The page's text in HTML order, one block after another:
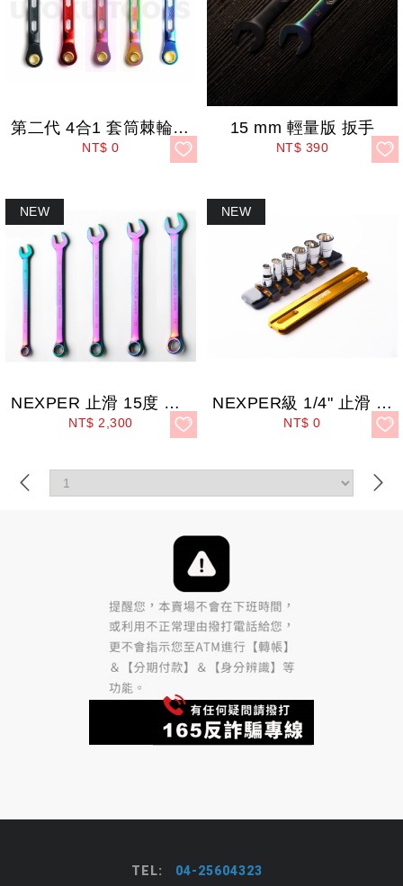
第二代 4合1 套筒棘輪扳手
NT$ 0
15 mm 輕量版 扳手
NT$ 390
NEXPER 止滑 15度 PR固定型扳手 (五彩鍍鈦木盒版)
NT$ 2,300
NEXPER級 1/4" 止滑 套筒組 (6種尺寸)
NT$ 0
TEL: 04-25604323